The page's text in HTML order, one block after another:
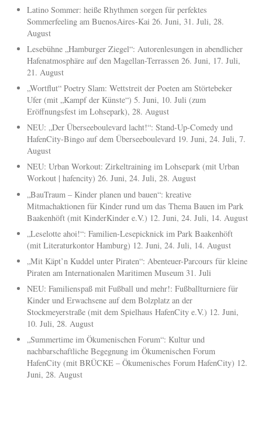
Latino Sommer: heiße Rhythmen sorgen für perfektes
Sommerfeeling am BuenosAires-Kai 26. Juni, 31. Juli, 28.
August
Lesebühne „Hamburger Ziegel“: Autorenlesungen in abendlicher
Hafenatmosphäre auf den Magellan-Terrassen 26. Juni, 17. Juli,
21. August
„Wortflut“ Poetry Slam: Wettstreit der Poeten am Störtebeker
Ufer (mit „Kampf der Künste“) 5. Juni, 10. Juli (zum
Eröffnungsfest im Lohsepark), 28. August
NEU: „Der Überseeboulevard lacht!“: Stand-Up-Comedy und
HafenCity-Bingo auf dem Überseeboulevard 19. Juni, 24. Juli, 7.
August
NEU: Urban Workout: Zirkeltraining im Lohsepark (mit Urban
Workout | hafencity) 26. Juni, 24. Juli, 28. August
„BauTraum – Kinder planen und bauen“: kreative
Mitmachaktionen für Kinder rund um das Thema Bauen im Park
Baakenhöft (mit KinderKinder e.V.) 12. Juni, 24. Juli, 14. August
„Leselotte ahoi!“: Familien-Lesepicknick im Park Baakenhöft
(mit Literaturkontor Hamburg) 12. Juni, 24. Juli, 14. August
„Mit Käpt’n Kuddel unter Piraten“: Abenteuer-Parcours für kleine
Piraten am Internationalen Maritimen Museum 31. Juli
NEU: Familienspaß mit Fußball und mehr!: Fußballturniere für
Kinder und Erwachsene auf dem Bolzplatz an der
Stockmeyerstraße (mit dem Spielhaus HafenCity e.V.) 12. Juni,
10. Juli, 28. August
„Summertime im Ökumenischen Forum“: Kultur und
nachbarschaftliche Begegnung im Ökumenischen Forum
HafenCity (mit BRÜCKE – Ökumenisches Forum HafenCity) 12.
Juni, 28. August